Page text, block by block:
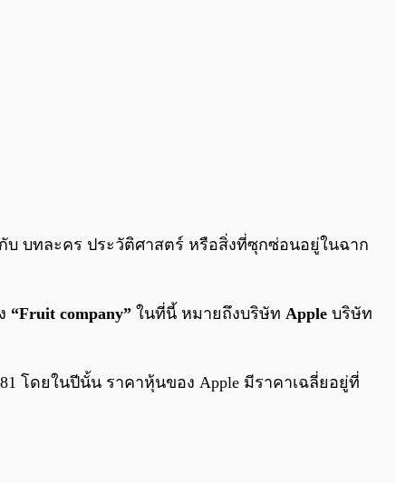
0:00 0:00
บทละคร ประวัติศาสตร์ หรือสิ่งที่ซุกซ่อนอยู่ในฉาก
“Fruit company” ในที่นี้ หมายถึงบริษัท Apple บริษัท
โดยในปีนั้น ราคาหุ้นของ Apple มีราคาเฉลี่ยอยู่ที่